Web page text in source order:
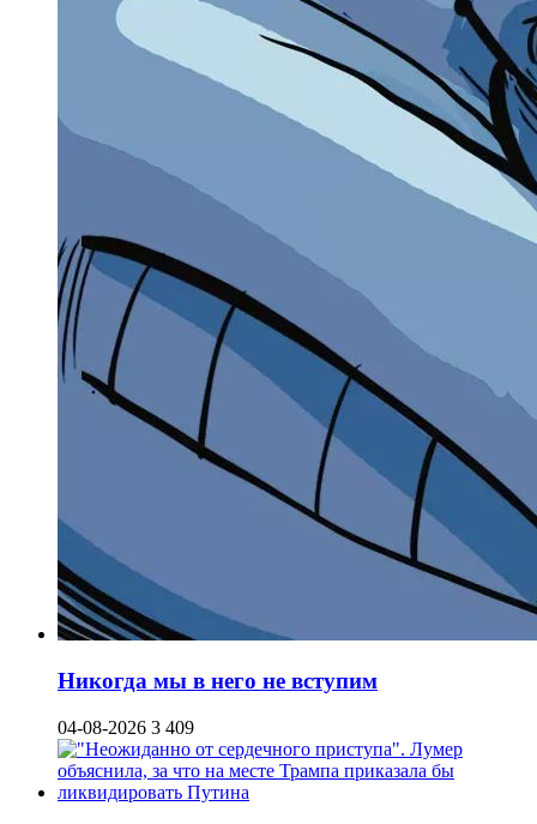
Никогда мы в него не вступим
04-08-2026 3 409